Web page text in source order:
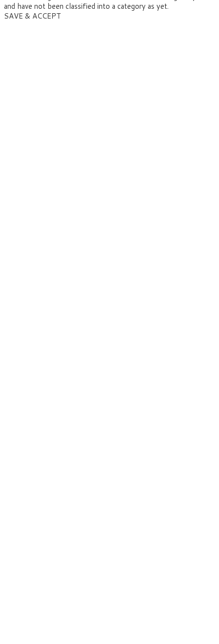
and have not been classified into a category as yet.
SAVE & ACCEPT